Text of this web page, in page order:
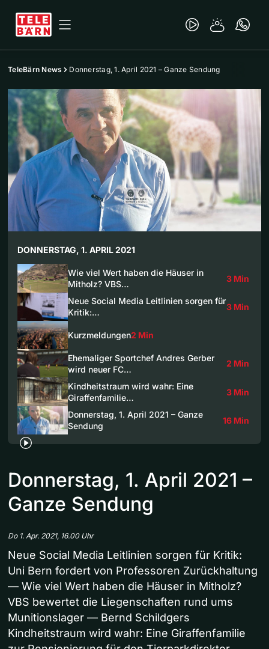
TeleBärn News Donnerstag, 1. April 2021 – Ganze Sendung
DONNERSTAG, 1. APRIL 2021
Wie viel Wert haben die Häuser in
Mitholz? VBS…
3 Min
Neue Social Media Leitlinien sorgen für
Kritik:…
3 Min
Kurzmeldungen2 Min
Ehemaliger Sportchef Andres Gerber
wird neuer FC…
2 Min
Kindheitstraum wird wahr: Eine
Giraffenfamilie…
3 Min
Donnerstag, 1. April 2021 – Ganze
Sendung
16 Min
Donnerstag, 1. April 2021 –
Ganze Sendung
Do 1. Apr. 2021, 16.00 Uhr
Neue Social Media Leitlinien sorgen für Kritik:
Uni Bern fordert von Professoren Zurückhaltung
— Wie viel Wert haben die Häuser in Mitholz?
VBS bewertet die Liegenschaften rund ums
Munitionslager — Bernd Schildgers
Kindheitstraum wird wahr: Eine Giraffenfamilie